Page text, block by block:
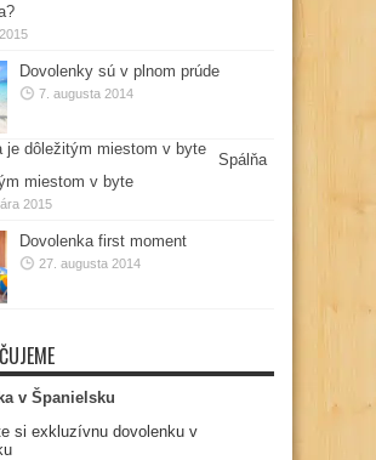
Dovolenky sú v plnom prúde
7. augusta 2014
Spálňa
miestom v byte
2015
Dovolenka first moment
27. augusta 2014
v Španielsku
si exkluzívnu dovolenku v